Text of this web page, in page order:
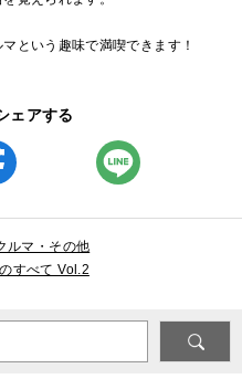
という趣味で満喫できます！
ェアする
ルマ・その他
すべて Vol.2